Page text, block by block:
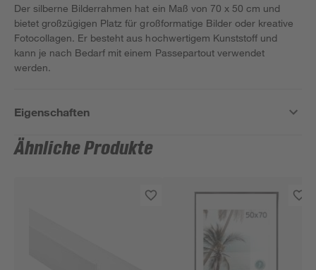
Der silberne Bilderrahmen hat ein Maß von 70 x 50 cm und
bietet großzügigen Platz für großformatige Bilder oder kreative
Fotocollagen. Er besteht aus hochwertigem Kunststoff und
kann je nach Bedarf mit einem Passepartout verwendet
werden.
Eigenschaften
Ähnliche Produkte